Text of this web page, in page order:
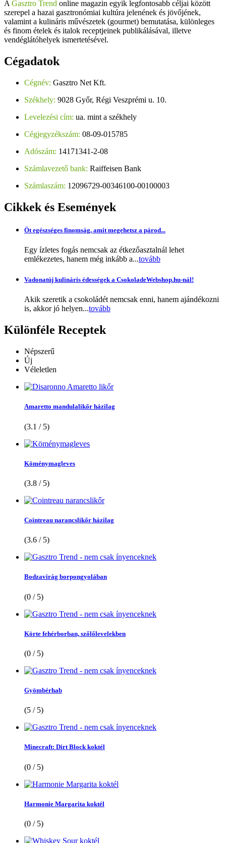
A Gasztro Trend online magazin egyik legfontosabb céljai között
szerepel a hazai gasztronómiai kultúra jelenének és jövőjének,
valamint a kulináris művészetek (gourmet) bemutatása, különleges
és finom ételek és italok receptjeinek publikálásával, illetve
vendéglátóhelyek ismertetésével.
Cégadatok
Cégnév: Gasztro Net Kft.
Székhely: 9028 Győr, Régi Veszprémi u. 10.
Levelezési cím: ua. mint a székhely
Cégjegyzékszám: 08-09-015785
Adószám: 14171341-2-08
Számlavezető bank: Raiffeisen Bank
Számlaszám: 12096729-00346100-00100003
Cikkek és Események
Öt egészséges finomság, amit megehetsz a párod...
Egy ízletes fogás nemcsak az étkezőasztalnál lehet
emlékezetes, hanem még inkább a...tovább
Vadonatúj kulináris édességek a CsokoladeWebshop.hu-nál!
Akik szeretik a csokoládét nemcsak enni, hanem ajándékozni
is, akkor jó helyen...tovább
Különféle Receptek
Népszerű
Új
Véleletlen
Amaretto mandulalikőr házilag
(3.1 / 5)
Köménymagleves
(3.8 / 5)
Cointreau narancslikőr házilag
(3.6 / 5)
Bodzavirág borpongyolában
(0 / 5)
Körte fehérborban, szőlőlevelekben
(0 / 5)
Gyömbérhab
(5 / 5)
Minecraft: Dirt Block koktél
(0 / 5)
Harmonie Margarita koktél
(0 / 5)